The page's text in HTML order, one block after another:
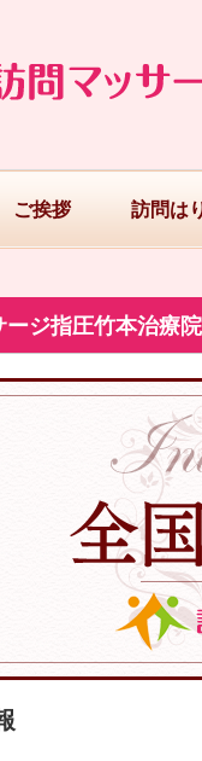
ご挨拶 訪問は
ージ指圧竹本治療院